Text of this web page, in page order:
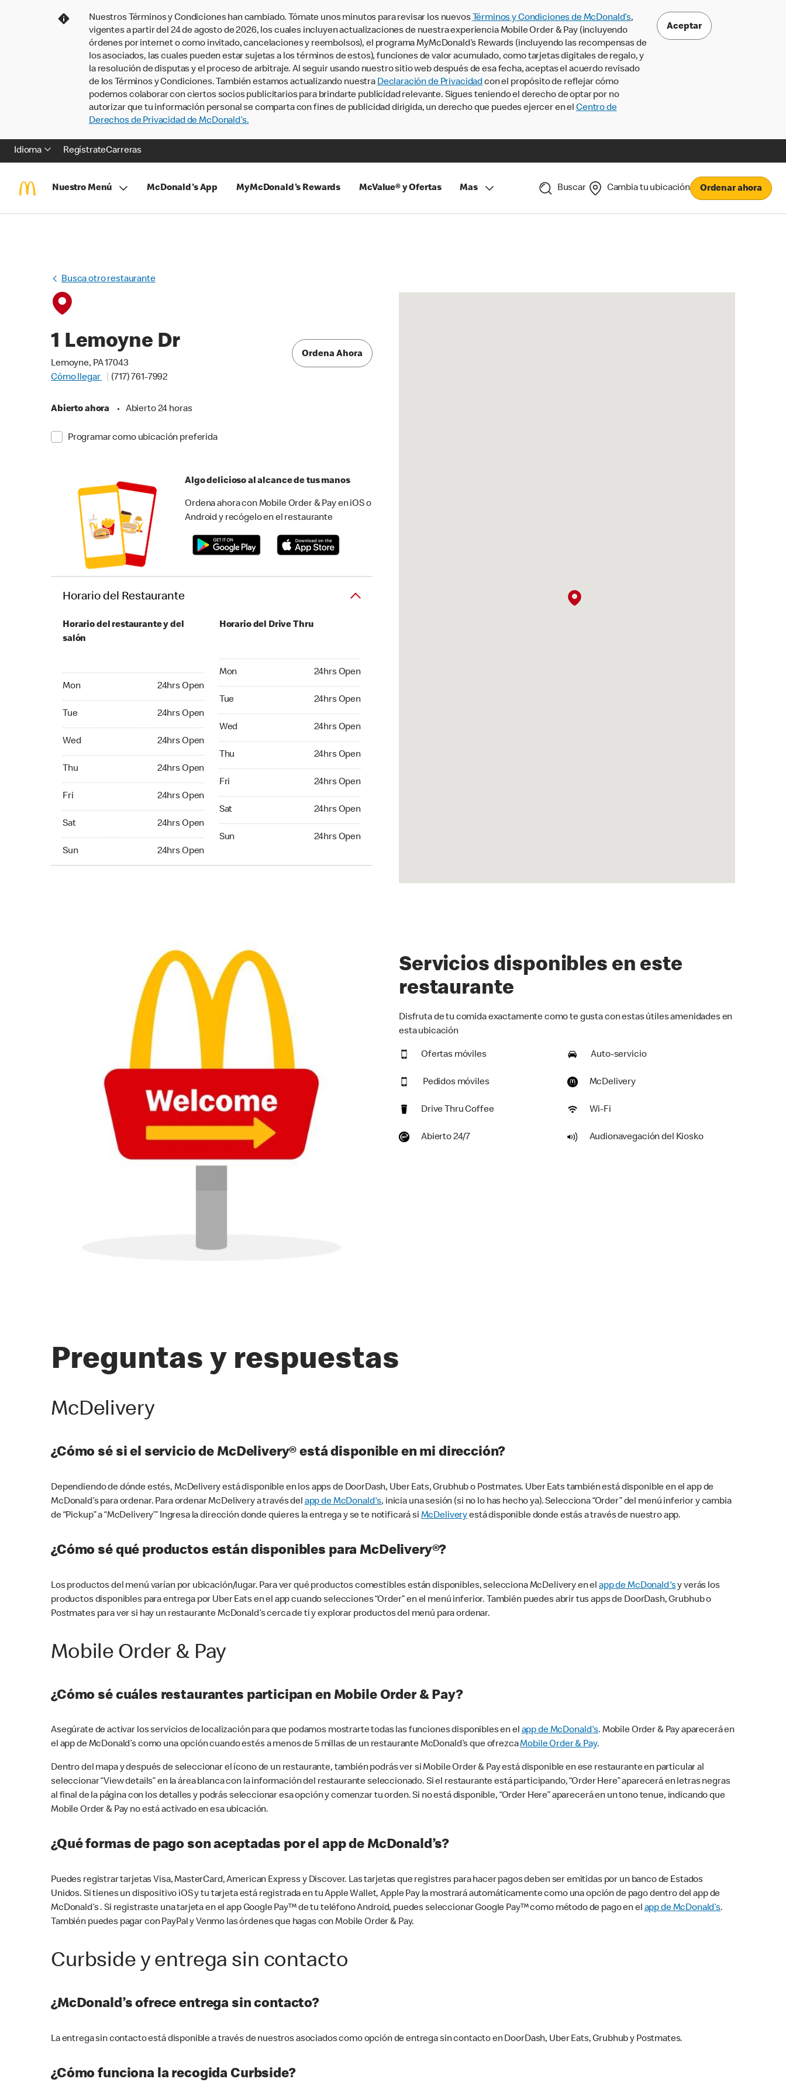
Nuestros Términos y Condiciones han cambiado. Tómate unos minutos para revisar los nuevos Términos y Condiciones de McDonald’s,
vigentes a partir del 24 de agosto de 2026, los cuales incluyen actualizaciones de nuestra experiencia Mobile Order & Pay (incluyendo
órdenes por internet o como invitado, cancelaciones y reembolsos), el programa MyMcDonald’s Rewards (incluyendo las recompensas de
los asociados, las cuales pueden estar sujetas a los términos de estos), funciones de valor acumulado, como tarjetas digitales de regalo, y
la resolución de disputas y el proceso de arbitraje. Al seguir usando nuestro sitio web después de esa fecha, aceptas el acuerdo revisado
de los Términos y Condiciones. También estamos actualizando nuestra Declaración de Privacidadcon el propósito de reflejar cómo
podemos colaborar con ciertos socios publicitarios para brindarte publicidad relevante. Sigues teniendo el derecho de optar por no
autorizar que tu información personal se comparta con fines de publicidad dirigida, un derecho que puedes ejercer en el Centro de
Derechos de Privacidad de McDonald’s.
Aceptar
Idioma RegístrateCarreras
Nuestro Menú McDonald's App MyMcDonald's Rewards McValue® y Ofertas Mas Buscar Cambia tu ubicación Ordenar ahora
Busca otro restaurante
1 Lemoyne Dr
Lemoyne, PA 17043
Cómo llegar
(717) 761-7992
Abierto ahora • Abierto 24 horas
Programar como ubicación preferida
Ordena Ahora
Algo delicioso al alcance de tus manos
Ordena ahora con Mobile Order & Pay en iOS o
Android y recógelo en el restaurante
Horario del Restaurante
Horario del restaurante y del
salón
Mon 24hrs Open
Tue 24hrs Open
Wed 24hrs Open
Thu 24hrs Open
Fri 24hrs Open
Sat 24hrs Open
Sun 24hrs Open
Horario del Drive Thru
Mon 24hrs Open
Tue 24hrs Open
Wed 24hrs Open
Thu 24hrs Open
Fri 24hrs Open
Sat 24hrs Open
Sun 24hrs Open
Servicios disponibles en este
restaurante
Disfruta de tu comida exactamente como te gusta con estas útiles amenidades en
esta ubicación
Ofertas móviles Auto-servicio
Pedidos móviles McDelivery
Drive Thru Coffee Wi-Fi
Abierto 24/7 Audionavegación del Kiosko
Preguntas y respuestas
McDelivery
¿Cómo sé si el servicio de McDelivery® está disponible en mi dirección?
Dependiendo de dónde estés, McDelivery está disponible en los apps de DoorDash, Uber Eats, Grubhub o Postmates. Uber Eats también está disponible en el app de
McDonald’s para ordenar. Para ordenar McDelivery a través del app de McDonald's, inicia una sesión (si no lo has hecho ya). Selecciona “Order” del menú inferior y cambia
de “Pickup” a “McDelivery’” Ingresa la dirección donde quieres la entrega y se te notificará si McDeliveryestá disponible donde estás a través de nuestro app.
¿Cómo sé qué productos están disponibles para McDelivery®?
Los productos del menú varían por ubicación/lugar. Para ver qué productos comestibles están disponibles, selecciona McDelivery en elapp de McDonald'sy verás los
productos disponibles para entrega por Uber Eats en el app cuando selecciones “Order” en el menú inferior. También puedes abrir tus apps de DoorDash, Grubhub o
Postmates para ver si hay un restaurante McDonald’s cerca de ti y explorar productos del menú para ordenar.
Mobile Order & Pay
¿Cómo sé cuáles restaurantes participan en Mobile Order & Pay?
Asegúrate de activar los servicios de localización para que podamos mostrarte todas las funciones disponibles en elapp de McDonald's. Mobile Order & Pay aparecerá en
el app de McDonald’s como una opción cuando estés a menos de 5 millas de un restaurante McDonald’s que ofrezcaMobile Order & Pay.
Dentro del mapa y después de seleccionar el ícono de un restaurante, también podrás ver si Mobile Order & Pay está disponible en ese restaurante en particular al
seleccionar “View details” en la área blanca con la información del restaurante seleccionado. Si el restaurante está participando, “Order Here” aparecerá en letras negras
al final de la página con los detalles y podrás seleccionar esa opción y comenzar tu orden. Si no está disponible, “Order Here” aparecerá en un tono tenue, indicando que
Mobile Order & Pay no está activado en esa ubicación.
¿Qué formas de pago son aceptadas por el app de McDonald’s?
Puedes registrar tarjetas Visa, MasterCard, American Express y Discover. Las tarjetas que registres para hacer pagos deben ser emitidas por un banco de Estados
Unidos. Si tienes un dispositivo iOS y tu tarjeta está registrada en tu Apple Wallet, Apple Pay la mostrará automáticamente como una opción de pago dentro del app de
McDonald’s . Si registraste una tarjeta en el app Google Pay™ de tu teléfono Android, puedes seleccionar Google Pay™ como método de pago en elapp de McDonald’s.
También puedes pagar con PayPal y Venmo las órdenes que hagas con Mobile Order & Pay.
Curbside y entrega sin contacto
¿McDonald’s ofrece entrega sin contacto?
La entrega sin contacto está disponible a través de nuestros asociados como opción de entrega sin contacto en DoorDash, Uber Eats, Grubhub y Postmates.
¿Cómo funciona la recogida Curbside?